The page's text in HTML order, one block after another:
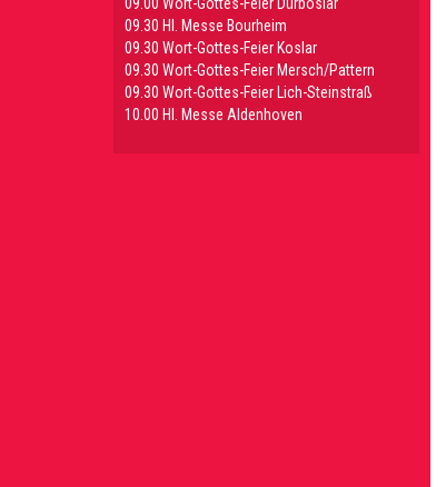
09.30 HI. Messe Bourheim
09.30 Wort-Gottes-Feier Koslar
09.30 Wort-Gottes-Feier Mersch/Pattern
09.30 Wort-Gottes-Feier Lich-Steinstraß
10.00 Hl. Messe Aldenhoven